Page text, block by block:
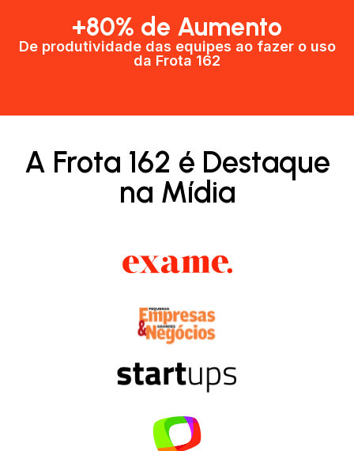
+80% de Aumento
De produtividade das equipes ao fazer o uso
da Frota 162​
A Frota 162 é Destaque
na Mídia